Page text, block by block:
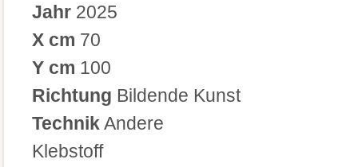
Jahr 2025
X cm 70
Y cm 100
Richtung Bildende Kunst
TechnikAndere
Klebstoff